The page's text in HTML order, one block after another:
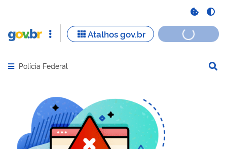
Abrir menu principal de navegação
Polícia Federal